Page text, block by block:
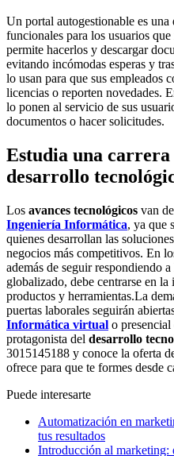
Un portal autogestionable es una
funcionales para los usuarios
permite hacerlos y descargar
evitando incómodas esperas y
lo usan para que sus empleados
licencias o reporten novedades.
lo ponen al servicio de sus
documentos o hacer solicitudes.
Estudia una
desarrollo
Los avances tecnológicos van
Ingeniería Informática, ya que
quienes desarrollan las
negocios más competitivos. En
además de seguir respondiendo
globalizado, debe centrarse en
productos y herramientas.La
puertas laborales seguirán
Informática virtual o presencial
protagonista del desarrollo
3015145188 y conoce la oferta
ofrece para que te formes desde
Puede interesarte
Automatización en
tus resultados
Introducción al marketing: